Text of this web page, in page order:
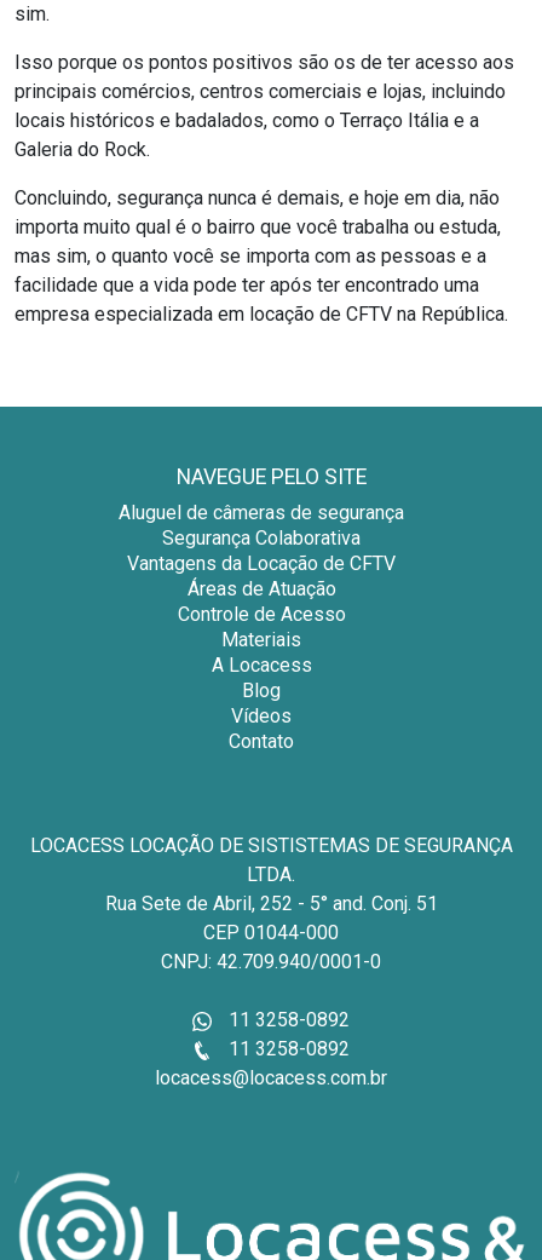
sim.
Isso porque os pontos positivos são os de ter acesso aos
principais comércios, centros comerciais e lojas, incluindo
locais históricos e badalados, como o Terraço Itália e a
Galeria do Rock.
Concluindo, segurança nunca é demais, e hoje em dia, não
importa muito qual é o bairro que você trabalha ou estuda,
mas sim, o quanto você se importa com as pessoas e a
facilidade que a vida pode ter após ter encontrado uma
empresa especializada em locação de CFTV na República.
NAVEGUE PELO SITE
Aluguel de câmeras de segurança
Segurança Colaborativa
Vantagens da Locação de CFTV
Áreas de Atuação
Controle de Acesso
Materiais
A Locacess
Blog
Vídeos
Contato
LOCACESS LOCAÇÃO DE SISTISTEMAS DE SEGURANÇA
LTDA.
Rua Sete de Abril, 252 - 5° and. Conj. 51
CEP 01044-000
CNPJ: 42.709.940/0001-0
11 3258-0892
11 3258-0892
locacess@locacess.com.br